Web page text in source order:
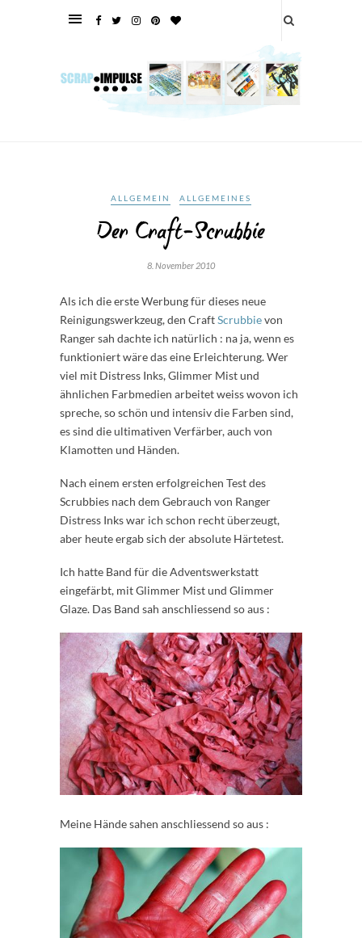
ALLGEMEIN ALLGEMEINES
Der Craft-Scrubbie
8. November 2010
Als ich die erste Werbung für dieses neue
Reinigungswerkzeug, den CraftScrubbievon
Ranger sah dachte ich natürlich : na ja, wenn es
funktioniert wäre das eine Erleichterung. Wer
viel mit Distress Inks, Glimmer Mist und
ähnlichen Farbmedien arbeitet weiss wovon ich
spreche, so schön und intensiv die Farben sind,
es sind die ultimativen Verfärber, auch von
Klamotten und Händen.
Nach einem ersten erfolgreichen Test des
Scrubbies nach dem Gebrauch von Ranger
Distress Inks war ich schon recht überzeugt,
aber heute ergab sich der absolute Härtetest.
Ich hatte Band für die Adventswerkstatt
eingefärbt, mit Glimmer Mist und Glimmer
Glaze. Das Band sah anschliessend so aus :
Meine Hände sahen anschliessend so aus :